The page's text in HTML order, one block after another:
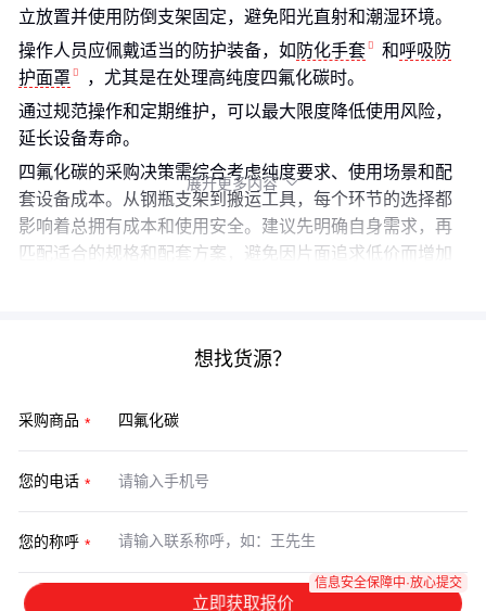
立放置并使用防倒支架固定，避免阳光直射和潮湿环境。
操作人员应佩戴适当的防护装备，如 防化手套 和 呼吸防
护面罩
，尤其是在处理高纯度四氟化碳时。
通过规范操作和定期维护，可以最大限度降低使用风险，
延长设备寿命。
四氟化碳的采购决策需综合考虑纯度要求、使用场景和配
套设备成本。从钢瓶支架到搬运工具，每个环节的选择都
影响着总拥有成本和使用安全。建议先明确自身需求，再
匹配适合的规格和配套方案，避免因片面追求低价而增加
展开更多内容 
想找货源？
采购商品
您的电话
您的称呼
立即获取报价
信息安全保障中·放心提交